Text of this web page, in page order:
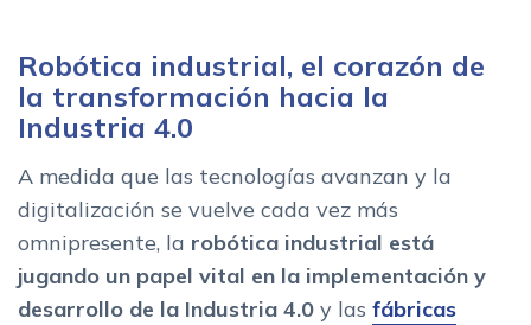
Robótica industrial, el corazón de
la transformación hacia la
Industria 4.0
A medida que las tecnologías avanzan y la
digitalización se vuelve cada vez más
omnipresente, la robótica industrial está
jugando un papel vital en la implementación y
desarrollo de la Industria 4.0 y las fábricas